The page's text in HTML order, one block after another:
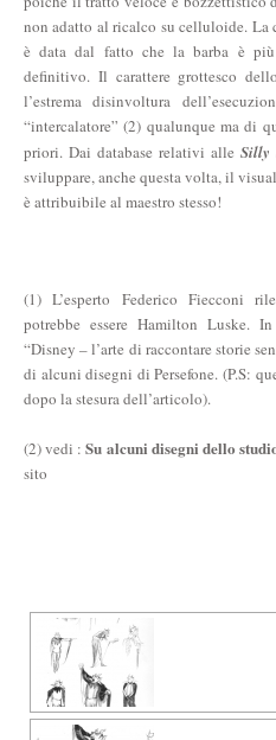
non adatto al ricalco su celluloide. La
è data dal fatto che la barba è
definitivo. Il carattere grottesco
l’estrema disinvoltura
“intercalatore” (2) qualunque ma di
priori. Dai database relativi alle Silly
sviluppare, anche questa volta, il
è attribuibile al maestro stesso!
(1) L’esperto Federico Fiecconi
potrebbe essere Hamilton Luske.
“Disney – l’arte di raccontare storie
di alcuni disegni di Persefone. (P.S:
dopo la stesura dell’articolo).
(2) vedi :Su alcuni disegni dello
sito